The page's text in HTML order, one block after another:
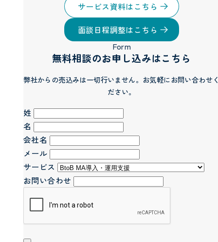
サービス資料はこちら
面談日程調整はこちら
Form
無料相談のお申し込みはこちら
弊社からの売込みは一切行いません。お気軽にお問い合わせ
ださい。
姓
名
会社名
メール
サービス
お問い合わせ